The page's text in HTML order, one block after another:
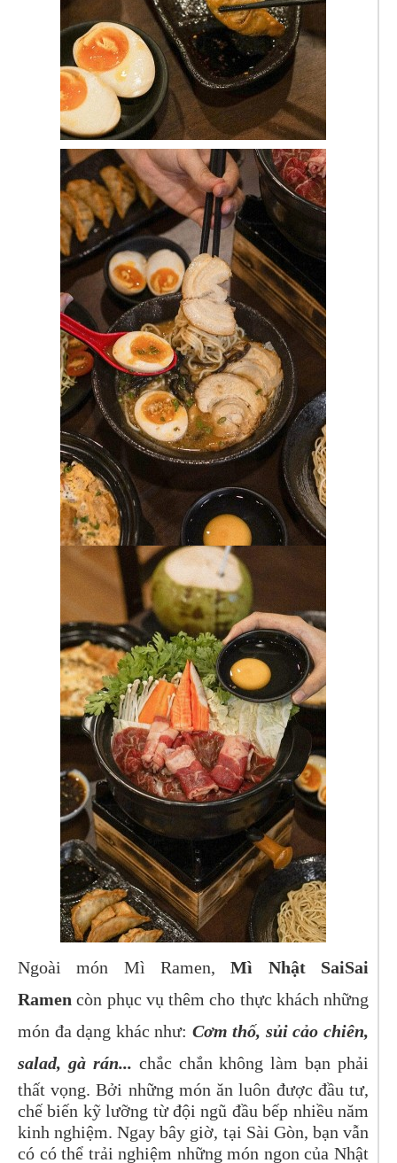
Ngoài món Mì Ramen,Mì Nhật SaiSai
Ramen còn phục vụ thêm cho thực khách những
món đa dạng khác như: Cơm thố, sủi cảo chiên,
salad, gà rán... chắc chắn không làm bạn phải
thất vọng. Bởi những món ăn luôn được đầu tư,
chế biến kỹ lưỡng từ đội ngũ đầu bếp nhiều năm
kinh nghiệm. Ngay bây giờ, tại Sài Gòn, bạn vẫn
có có thể trải nghiệm những món ngon của Nhật